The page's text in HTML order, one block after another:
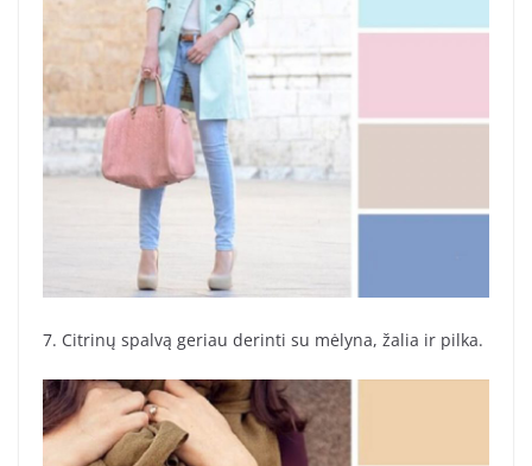
7. Citrinų spalvą geriau derinti su mėlyna, žalia ir pilka.